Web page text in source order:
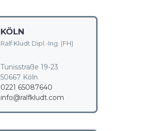
KÖLN
Ralf Kludt Dipl.-Ing. (FH)
Tunisstraße 19-23
50667 Köln
0221 65087640
info@ralfkludt.com